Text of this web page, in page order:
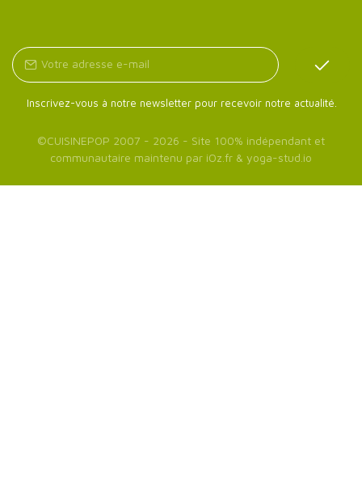
Inscrivez-vous à notre newsletter pour recevoir notre actualité.
©CUISINEPOP 2007 - 2026 - Site 100% indépendant et
communautaire maintenu par iOz.fr & yoga-stud.io